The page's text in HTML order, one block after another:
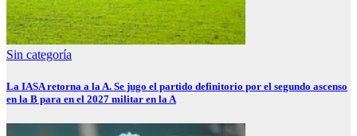
Sin categoría
La IASA retorna a la A. Se jugo el partido definitorio por el segundo ascenso
en la B para en el 2027 militar en la A